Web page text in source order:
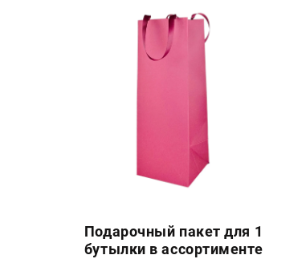
Подарочный пакет для 1
бутылки в ассортименте